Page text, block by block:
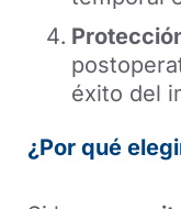
éxito del
¿Por qué